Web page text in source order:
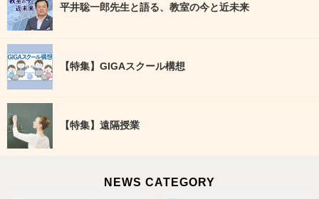
平井聡一郎先生と語る、教室の今と近未来
【特集】GIGAスクール構想
【特集】遠隔授業
NEWS CATEGORY